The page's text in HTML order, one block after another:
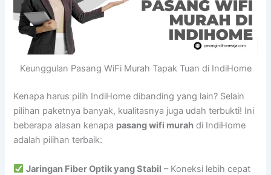
Keunggulan Pasang WiFi Murah Tapak Tuan di IndiHome
Kenapa harus pilih IndiHome dibanding yang lain? Selain
pilihan paketnya banyak, kualitasnya juga udah terbukti! Ini
beberapa alasan kenapa pasang wifi murah di IndiHome
adalah pilihan terbaik:
Jaringan Fiber Optik yang Stabil – Koneksi lebih cepat